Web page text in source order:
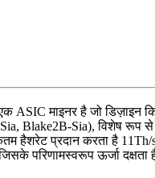
ASIC माइनर है जो डिज़ाइन
Blake2B-Sia),विशेष रूप से
हैशरेट प्रदान करता है 11Th/
परिणामस्वरूप ऊर्जा दक्षता